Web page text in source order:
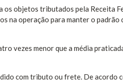
objetos tributados pela Receita
na operação para manter o padrão
vezes menor que a média
com tributo ou frete. De acordo